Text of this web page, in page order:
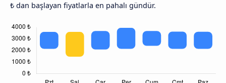
₺ dan başlayan fiyatlarla en pahalı gündür.